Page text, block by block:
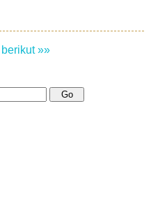
berikut »»